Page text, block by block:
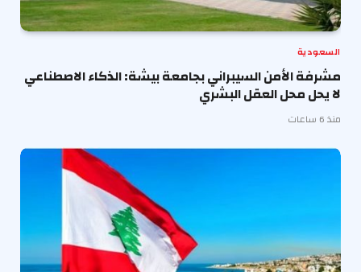
السعودية
مشرفة الأمن السيبراني بجامعة بيشة: الذكاء الاصطناعي
لا يحل محل العقل البشري
منذ 6 ساعات